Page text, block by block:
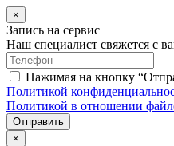
×
Запись на сервис
Наш специалист свяжется с
Нажимая на кнопку
Политикой
Политикой в отношении
Отправить
×